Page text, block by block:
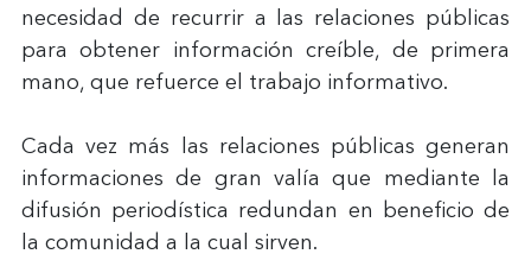
necesidad de recurrir a las relaciones públicas
para obtener información creíble, de primera
mano, que refuerce el trabajo informativo.
Cada vez más las relaciones públicas generan
informaciones de gran valía que mediante la
difusión periodística redundan en beneficio de
la comunidad a la cual sirven.